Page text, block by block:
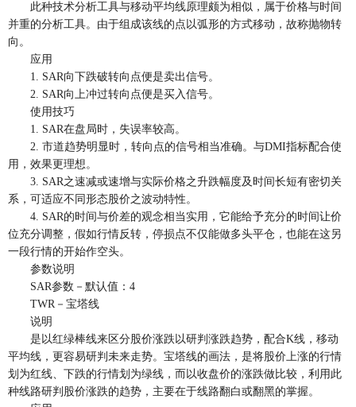
此种技术分析工具与移动平均线原理颇为相似，属于价格与时间
并重的分析工具。由于组成该线的点以弧形的方式移动，故称抛物转
向。
应用
1. SAR向下跌破转向点便是卖出信号。
2. SAR向上冲过转向点便是买入信号。
使用技巧
1. SAR在盘局时，失误率较高。
2. 市道趋势明显时，转向点的信号相当准确。与DMI指标配合使
用，效果更理想。
3. SAR之速减或速增与实际价格之升跌幅度及时间长短有密切关
系，可适应不同形态股价之波动特性。
4. SAR的时间与价差的观念相当实用，它能给予充分的时间让价
位充分调整，假如行情反转，停损点不仅能做多头平仓，也能在这另
一段行情的开始作空头。
参数说明
SAR参数－默认值：4
TWR－宝塔线
说明
是以红绿棒线来区分股价涨跌以研判涨跌趋势，配合K线，移动
平均线，更容易研判未来走势。宝塔线的画法，是将股价上涨的行情
划为红线、下跌的行情划为绿线，而以收盘价的涨跌做比较，利用此
种线路研判股价涨跌的趋势，主要在于线路翻白或翻黑的掌握。